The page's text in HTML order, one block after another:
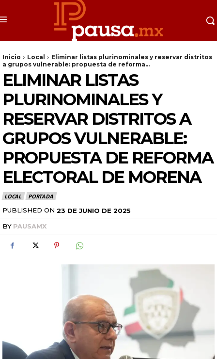
Inicio Local
Eliminar listas plurinominales y reservar distritos
a grupos vulnerable: propuesta de reforma...
ELIMINAR LISTAS
PLURINOMINALES Y
RESERVAR DISTRITOS A
GRUPOS VULNERABLE:
PROPUESTA DE REFORMA
ELECTORAL DE MORENA
LOCAL PORTADA
PUBLISHED ON 23 DE JUNIO DE 2025
BY PAUSAMX